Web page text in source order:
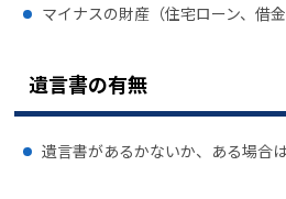
マイナスの財産（住宅ローン、借金
遺言書の有無
遺言書があるかないか、ある場合